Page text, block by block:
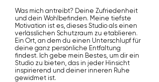
Was mich antreibt? Deine Zufriedenheit
und dein Wohlbefinden. Meine tiefste
Motivation ist es, dieses Studio als einen
verlässlichen Schutzraum zu etablieren.
Ein Ort, an dem du einen Unterschlupf für
deine ganz persönliche Entfaltung
findest. Ich gebe mein Bestes, um dir ein
Studio zu bieten, das in jeder Hinsicht
inspirierend und deiner inneren Ruhe
gewidmet ist.